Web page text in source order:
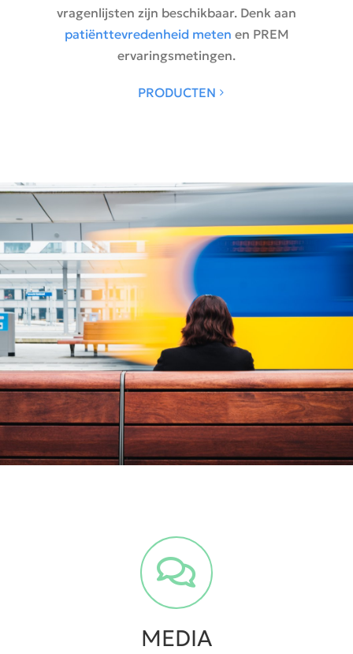
vragenlijsten zijn beschikbaar. Denk aan
patiënttevredenheid meten en PREM
ervaringsmetingen.
PRODUCTEN
MEDIA